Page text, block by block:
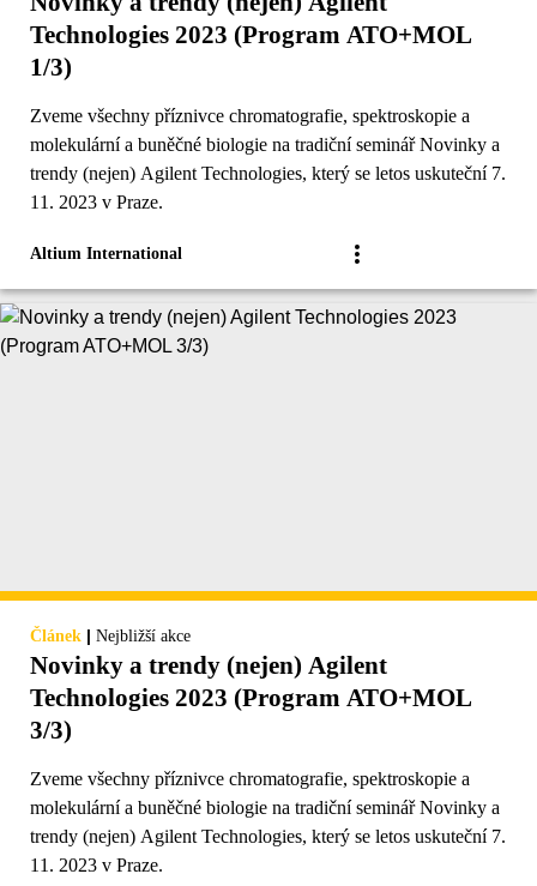
Technologies 2023 (Program ATO+MOL
1/3)
Zveme všechny příznivce chromatografie, spektroskopie a
molekulární a buněčné biologie na tradiční seminář Novinky a
trendy (nejen) Agilent Technologies, který se letos uskuteční 7.
11. 2023 v Praze.
Altium International
Článek | Nejbližší akce
Novinky a trendy (nejen) Agilent
Technologies 2023 (Program ATO+MOL
3/3)
Zveme všechny příznivce chromatografie, spektroskopie a
molekulární a buněčné biologie na tradiční seminář Novinky a
trendy (nejen) Agilent Technologies, který se letos uskuteční 7.
11. 2023 v Praze.